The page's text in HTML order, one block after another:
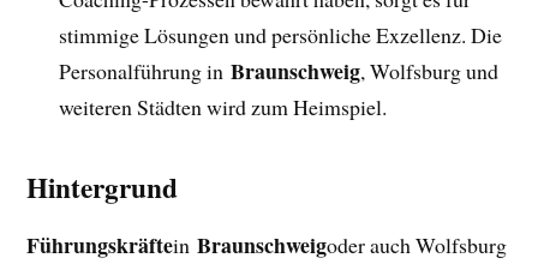
stimmige Lösungen und persönliche Exzellenz. Die
Personalführung inBraunschweig, Wolfsburg und
weiteren Städten wird zum Heimspiel.
Hintergrund
FührungskräfteinBraunschweigoder auch Wolfsburg